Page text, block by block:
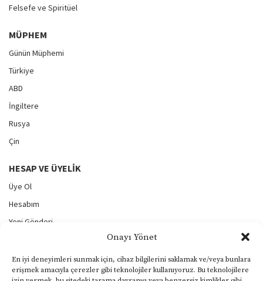
Onayı Yönet
En iyi deneyimleri sunmak için, cihaz bilgilerini saklamak ve/veya bunlara
erişmek amacıyla çerezler gibi teknolojiler kullanıyoruz. Bu teknolojilere
Felsefe ve Spiritüel
MÜPHEM
Günün Müphemi
Türkiye
ABD
İngiltere
Rusya
Çin
HESAP VE ÜYELIK
Üye Ol
Hesabım
Yeni Gönderi
Şifremi Unuttum
Çıkış